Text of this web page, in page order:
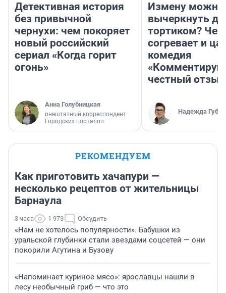
Детективная история
без привычной
чернухи: чем покоряет
новый российский
сериал «Когда горит
огонь»
Анна Голубницкая
внештатный корреспондент
Городских порталов
Измену можно
вычеркнуть
тортиком? Чем
согревает и
комедия
«Комментируй
честный отзыв
Надежда
РЕКОМЕНДУЕМ
Как приготовить хачапури —
несколько рецептов от жительницы
Барнаула
3 часа 1 973 Обсудить
«Нам не хотелось популярности». Бабушки из
уральской глубинки стали звездами соцсетей — они
покорили Агутина и Бузову
«Напоминает куриное мясо»: ярославцы нашли в
лесу необычный гриб — что это